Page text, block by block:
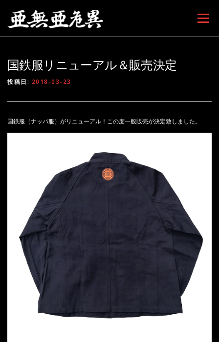
メニュー
国鉄服リニューアル＆販売決定
投稿日: 2018-03-23
国鉄服（ナッパ服）がリニューアル！この度一般販売が決定致しました。